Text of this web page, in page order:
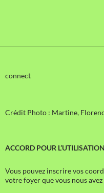
connect
Crédit Photo : Martine,
ACCORD POUR
Vous pouvez inscrire vos
votre foyer que vous nous